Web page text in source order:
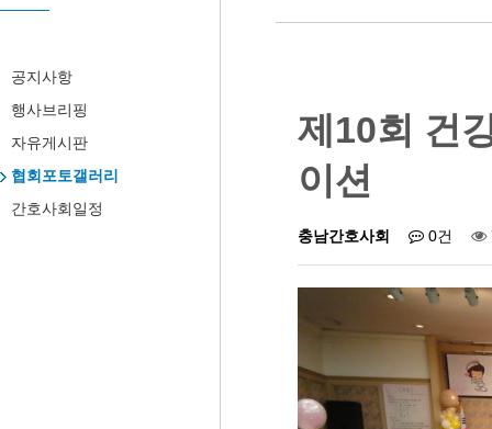
공지사항
행사브리핑
자유게시판
협회포토갤러리
간호사회일정
제10회 건
이션
충남간호사회 0건